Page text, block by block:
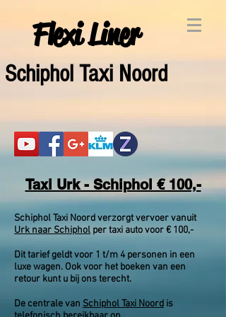
Flexi Liner
Schiphol Taxi Noord
Taxi Urk - Schiphol € 100,-
Schiphol Taxi Noord verzorgt vervoer vanuit
Urk naar Schiphol per taxi auto voor € 100,-
Dit tarief geldt voor 1 t/m 4 personen in een
luxe wagen. Ook voor het boeken van een
retour kunt u bij ons terecht.
De centrale van Schiphol Taxi Noord is